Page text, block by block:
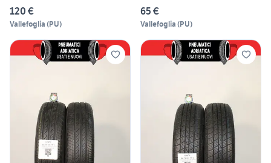
120 €
Vallefoglia (PU)
65 €
Vallefoglia (PU)